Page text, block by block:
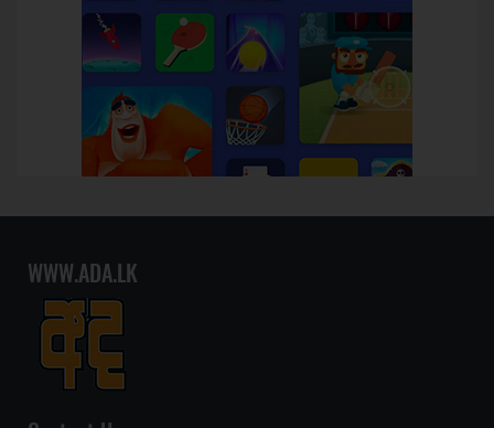
WWW.ADA.LK